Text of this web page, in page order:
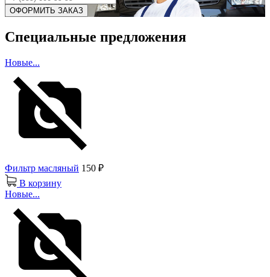
Специальные предложения
Новые...
Фильтр масляный 150 ₽
В корзину
Новые...